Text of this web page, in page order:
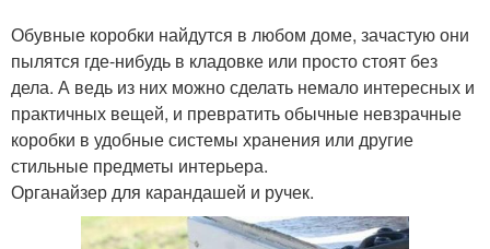
Обувные коробки найдутся в любом доме, зачастую они
пылятся где-нибудь в кладовке или просто стоят без
дела. А ведь из них можно сделать немало интересных и
практичных вещей, и превратить обычные невзрачные
коробки в удобные системы хранения или другие
стильные предметы интерьера.
Органайзер для карандашей и ручек.